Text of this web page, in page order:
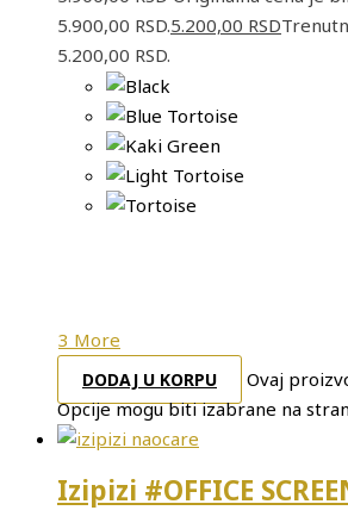
5.900,00 RSD.5.200,00 RSD
5.200,00 RSD.
3 More
DODAJ U KORPU
Ovaj
Opcije mogu biti izabrane na
Izipizi #OFFICE